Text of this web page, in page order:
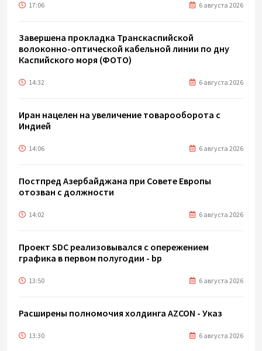
17:06 6 августа 2026
Завершена прокладка Транскаспийской
волоконно-оптической кабельной линии по дну
Каспийского моря (ФОТО)
14:32 6 августа 2026
Иран нацелен на увеличение товарооборота с
Индией
14:06 6 августа 2026
Постпред Азербайджана при Совете Европы
отозван с должности
14:02 6 августа 2026
Проект SDC реализовывался с опережением
графика в первом полугодии - bp
13:50 6 августа 2026
Расширены полномочия холдинга AZCON - Указ
13:30 6 августа 2026